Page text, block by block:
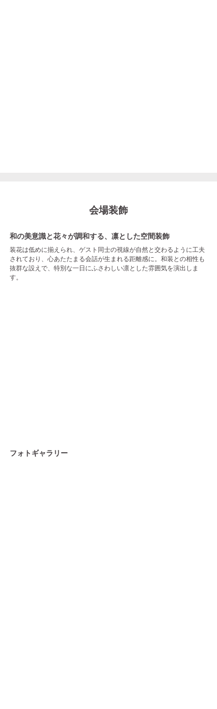
会場装飾
和の美意識と花々が調和する、凛とした空間装飾
装花は低めに揃えられ、ゲスト同士の視線が自然と交わるように工夫
されており、心あたたまる会話が生まれる距離感に。和装との相性も
抜群な設えで、特別な一日にふさわしい凛とした雰囲気を演出しま
す。
フォトギャラリー